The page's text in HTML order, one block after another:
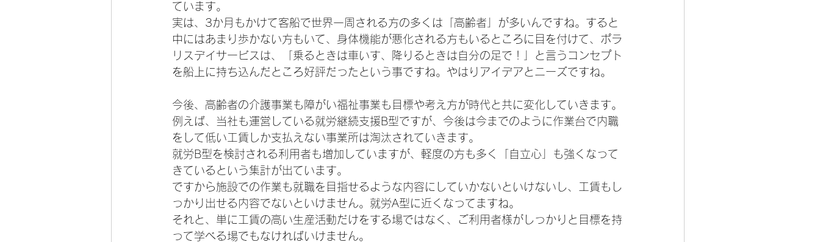
ています。
実は、3か月もかけて客船で世界一周される方の多くは「高齢者」が多いんですね。すると
中にはあまり歩かない方もいて、身体機能が悪化される方もいるところに目を付けて、ポラ
リスデイサービスは、「乗るときは車いす、降りるときは自分の足で！」と言うコンセプト
を船上に持ち込んだところ好評だったという事ですね。やはりアイデアとニーズですね。
今後、高齢者の介護事業も障がい福祉事業も目標や考え方が時代と共に変化していきます。
例えば、当社も運営している就労継続支援B型ですが、今後は今までのように作業台で内職
をして低い工賃しか支払えない事業所は淘汰されていきます。
就労B型を検討される利用者も増加していますが、軽度の方も多く「自立心」も強くなって
きているという集計が出ています。
ですから施設での作業も就職を目指せるような内容にしていかないといけないし、工賃もし
っかり出せる内容でないといけません。就労A型に近くなってますね。
それと、単に工賃の高い生産活動だけをする場ではなく、ご利用者様がしっかりと目標を持
って学べる場でもなければいけません。